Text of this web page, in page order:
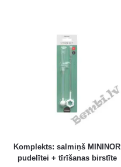
Komplekts: salmiņš MININOR
pudelītei + tīrīšanas birstīte